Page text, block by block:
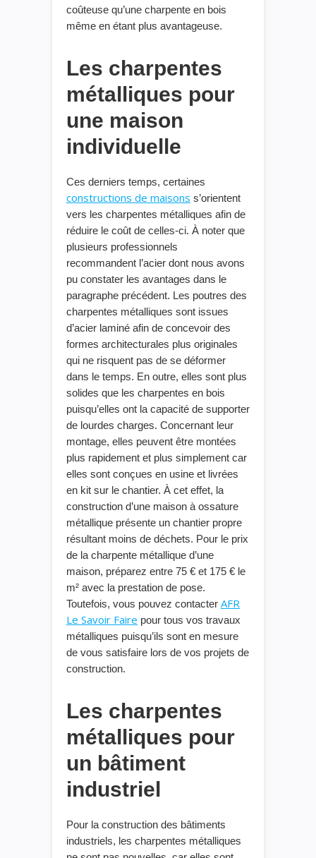
coûteuse qu’une charpente en bois
même en étant plus avantageuse.
Les charpentes
métalliques pour
une maison
individuelle
Ces derniers temps, certaines
constructions de maisons s’orientent
vers les charpentes métalliques afin de
réduire le coût de celles-ci. À noter que
plusieurs professionnels
recommandent l’acier dont nous avons
pu constater les avantages dans le
paragraphe précédent. Les poutres des
charpentes métalliques sont issues
d’acier laminé afin de concevoir des
formes architecturales plus originales
qui ne risquent pas de se déformer
dans le temps. En outre, elles sont plus
solides que les charpentes en bois
puisqu’elles ont la capacité de supporter
de lourdes charges. Concernant leur
montage, elles peuvent être montées
plus rapidement et plus simplement car
elles sont conçues en usine et livrées
en kit sur le chantier. À cet effet, la
construction d’une maison à ossature
métallique présente un chantier propre
résultant moins de déchets. Pour le prix
de la charpente métallique d’une
maison, préparez entre 75 € et 175 € le
m² avec la prestation de pose.
Toutefois, vous pouvez contacter AFR
Le Savoir Faire pour tous vos travaux
métalliques puisqu’ils sont en mesure
de vous satisfaire lors de vos projets de
construction.
Les charpentes
métalliques pour
un bâtiment
industriel
Pour la construction des bâtiments
industriels, les charpentes métalliques